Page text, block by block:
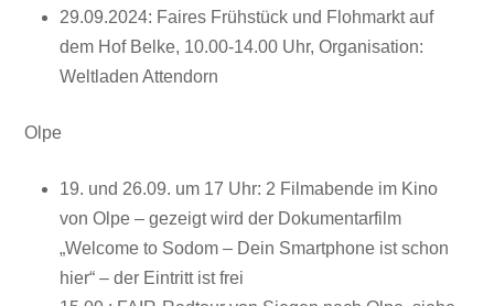
29.09.2024: Faires Frühstück und Flohmarkt auf
dem Hof Belke, 10.00-14.00 Uhr, Organisation:
Weltladen Attendorn
Olpe
19. und 26.09. um 17 Uhr: 2 Filmabende im Kino
von Olpe – gezeigt wird der Dokumentarfilm
„Welcome to Sodom – Dein Smartphone ist schon
hier“ – der Eintritt ist frei